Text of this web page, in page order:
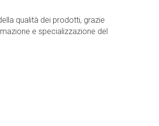
qualità dei prodotti, grazie
e specializzazione del